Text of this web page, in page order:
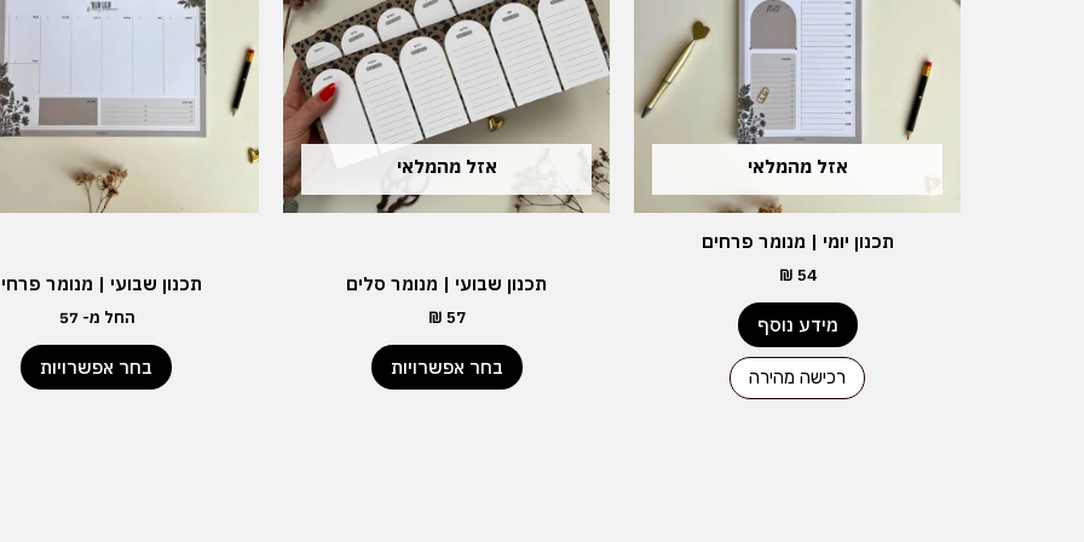
אזל מהמלאי
תכנון יומי | מנומר פרחים
₪ 54
מידע נוסף
רכישה מהירה
אזל מהמלאי
תכנון שבועי | מנומר סלים
₪ 57
בחר אפשרויות
סוגים.
ניתן
לבחור
את
האפשרויות
בעמוד
תכנון שבועי | מנומר
החל מ- 57
בחר אפשרויות
סוגים.
את
האפשרויות
בעמוד
המוצר